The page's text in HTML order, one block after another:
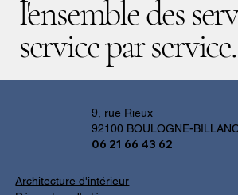
l'ensemble des
service par service.
9, rue Rieux
92100 BOULOGNE-
06 21 66 43 62
Architecture d'intérieur